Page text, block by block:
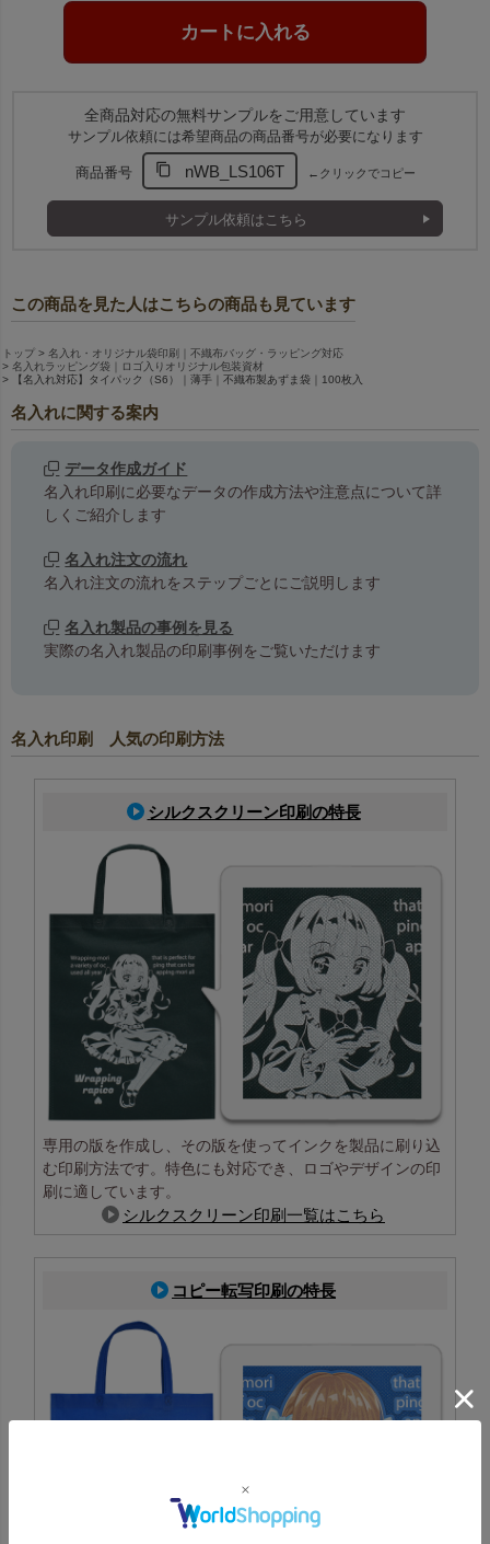
全商品対応の無料サンプルをご用意しています
サンプル依頼には希望商品の商品番号が必要になります
商品番号 nWB_LS106T ←クリックでコピー
サンプル依頼はこちら
この商品を見た人はこちらの商品も見ています
トップ
名入れ・オリジナル袋印刷｜不織布バッグ・ラッピング対応
名入れラッピング袋｜ロゴ入りオリジナル包装資材
【名入れ対応】タイパック（S6）｜薄手｜不織布製あずま袋｜100枚入
名入れに関する案内
データ作成ガイド
名入れ印刷に必要なデータの作成方法や注意点について詳
しくご紹介します
名入れ注文の流れ
名入れ注文の流れをステップごとにご説明します
名入れ製品の事例を見る
実際の名入れ製品の印刷事例をご覧いただけます
名入れ印刷 人気の印刷方法
シルクスクリーン印刷の特長
専用の版を作成し、その版を使ってインクを製品に刷り込
む印刷方法です。特色にも対応でき、ロゴやデザインの印
刷に適しています。
シルクスクリーン印刷一覧はこちら
コピー転写印刷の特長